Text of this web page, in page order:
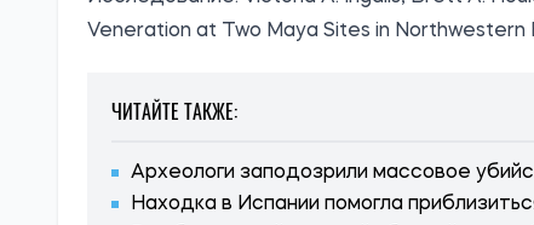
Veneration at Two Maya Sites in
ЧИТАЙТЕ ТАКЖЕ:
Археологи заподозрили массовое
Находка в Испании помогла